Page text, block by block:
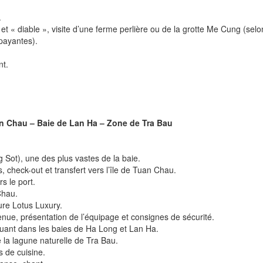
« diable », visite d’une ferme perlière ou de la grotte Me Cung
– Baie de Lan Ha – Zone de Tra Bau
une des plus vastes de la baie.
out et transfert vers l’île de Tuan Chau.
le port.
Lotus Luxury.
présentation de l’équipage et consignes de sécurité.
dans les baies de Ha Long et Lan Ha.
lagune naturelle de Tra Bau.
de cuisine.